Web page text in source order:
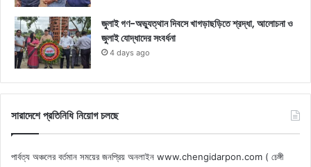
জুলাই গণ-অভ্যুত্থান দিবসে খাগড়াছড়িতে শ্রদ্ধা, আলোচনা ও
জুলাই যোদ্ধাদের সংবর্ধনা
4 days ago
সারাদেশে প্রতিনিধি নিয়োগ চলছে
পার্বত্য অঞ্চলের বর্তমান সময়ের জনপ্রিয় অনলাইন www.chengidarpon.com ( চেঙ্গী